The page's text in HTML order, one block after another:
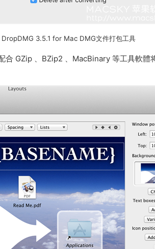
DropDMG 3.5.1 for Mac DMG文件打包工具
合 GZip 、BZip2 、MacBinary 等工具軟體